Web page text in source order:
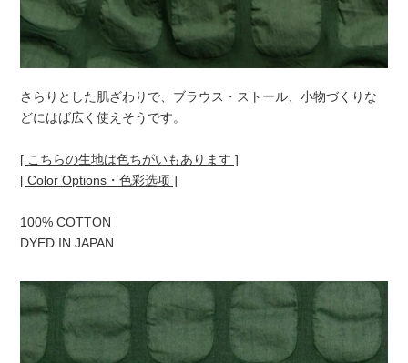
さらりとした肌ざわりで、ブラウス・ストール、小物づくりな
どにはば広く使えそうです。
[ こちらの生地は色ちがいもあります ]
[ Color Options・色彩选项 ]
100% COTTON
DYED IN JAPAN